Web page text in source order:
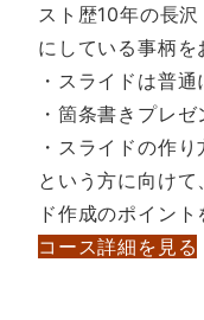
スト歴10年の長
にしている事柄を
・スライドは普
・箇条書きプレ
・スライドの作
という方に向け
ド作成のポイント
コース詳細を見る